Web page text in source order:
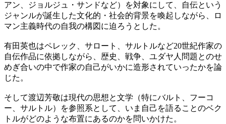
アン、ジョルジュ・サンドなど）を対象にして、自伝という
ジャンルが誕生した文化的・社会的背景を喚起しながら、ロ
マン主義時代の自我の構図に迫ろうとした。
有田英也はペレック、サロート、サルトルなど20世紀作家の
自伝作品に依拠しながら、歴史、戦争、ユダヤ人問題とのせ
めぎ合いの中で作家の自己がいかに造形されていったかを論
じた。
そして渡辺芳敬は現代の思想と文学（特にバルト、フーコ
ー、サルトル）を参照系として、いま自己を語ることのベク
トルがどのような布置にあるのかを問いかけた。